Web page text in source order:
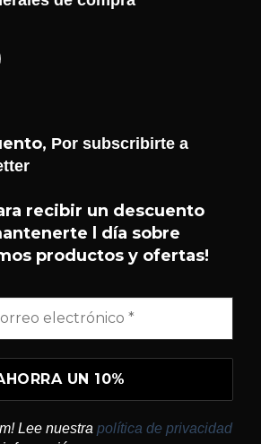
Por subscribirte a
recibir un descuento
l día sobre
productos y ofertas!
Lee nuestra política de privacidad
. Puedo ayudarte con
sobre nuestros
ingredientes, cómo
más.
TENÉIS?
COMPRAR?